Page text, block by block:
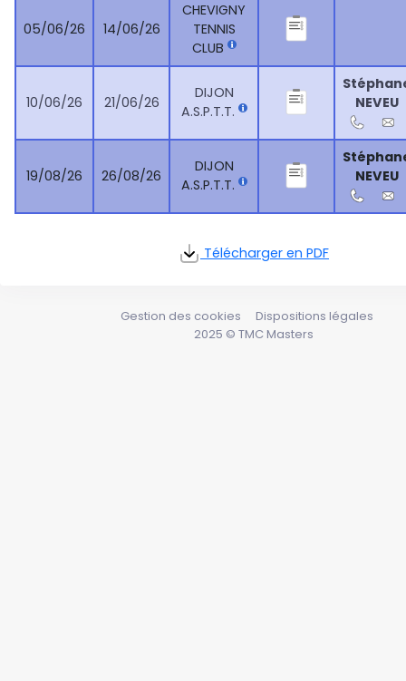
05/06/26 14/06/26
CHEVIGNY
TENNIS
CLUB
10/06/26 21/06/26
DIJON
A.S.P.T.T.
NEVEU
19/08/26 26/08/26
DIJON
A.S.P.T.T.
NEVEU
Télécharger en PDF
2025 © TMC Masters
Gestion des cookies Dispositions légales